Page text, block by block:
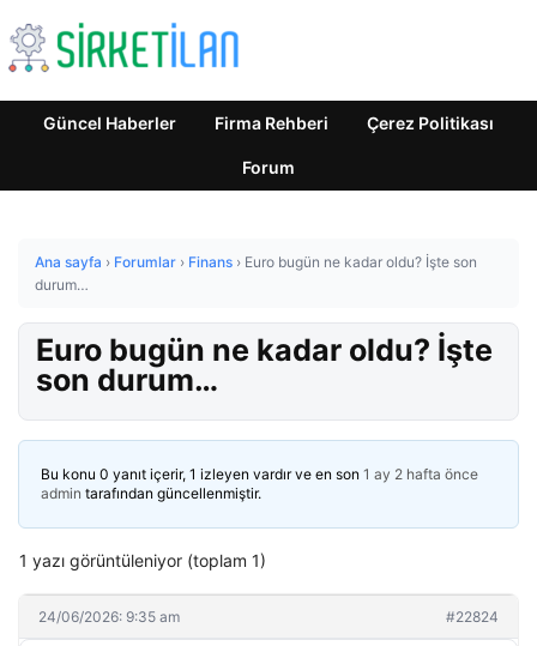
Güncel Haberler Firma Rehberi Çerez Politikası
Forum
Ana sayfa › Forumlar › Finans › Euro bugün ne kadar oldu? İşte son
durum…
Euro bugün ne kadar oldu? İşte
son durum…
Bu konu 0 yanıt içerir, 1 izleyen vardır ve en son 1 ay 2 hafta önce
admin tarafından güncellenmiştir.
1 yazı görüntüleniyor (toplam 1)
24/06/2026: 9:35 am #22824